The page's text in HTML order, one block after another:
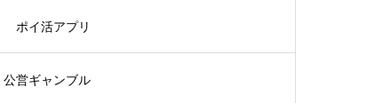
ポイ活アプリ
公営ギャンブル